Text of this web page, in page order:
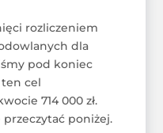
rozliczeniem
dla
pod koniec
ten cel
714 000 zł.
poniżej.